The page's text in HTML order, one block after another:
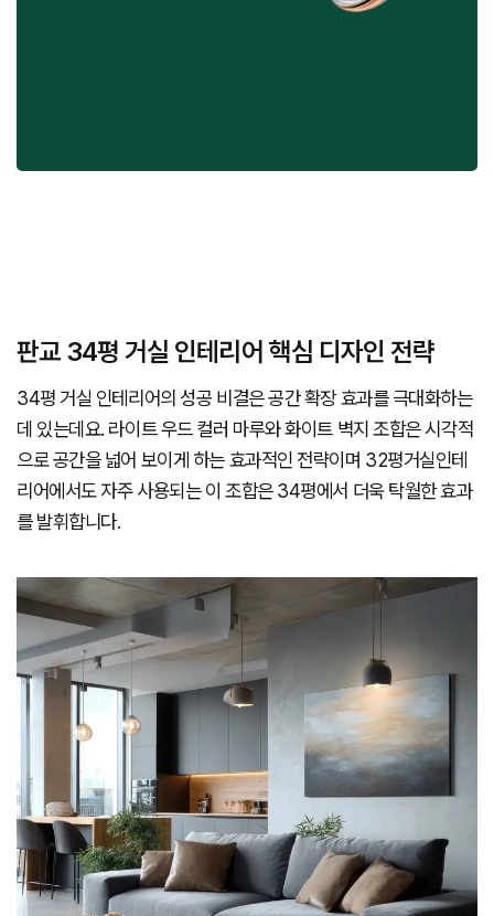
판교 34평 거실 인테리어 핵심 디자인 전략
34평 거실 인테리어의 성공 비결은 공간 확장 효과를 극대화하는
데 있는데요. 라이트 우드 컬러 마루와 화이트 벽지 조합은 시각적
으로 공간을 넓어 보이게 하는 효과적인 전략이며 32평거실인테
리어에서도 자주 사용되는 이 조합은 34평에서 더욱 탁월한 효과
를 발휘합니다.